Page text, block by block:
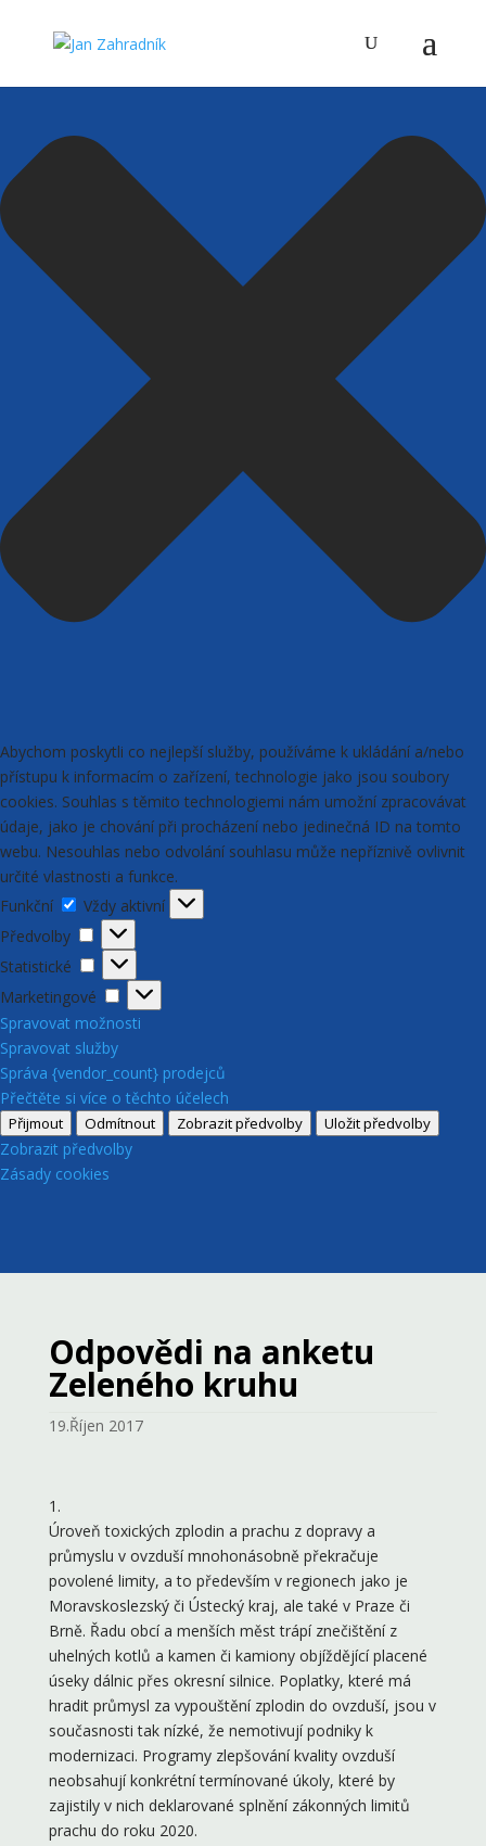
Abychom poskytli co nejlepší služby, používáme k ukládání a/nebo
přístupu k informacím o zařízení, technologie jako jsou soubory
cookies. Souhlas s těmito technologiemi nám umožní zpracovávat
údaje, jako je chování při procházení nebo jedinečná ID na tomto
webu. Nesouhlas nebo odvolání souhlasu může nepříznivě ovlivnit
určité vlastnosti a funkce.
Funkční
Funkční
Vždy aktivní
Předvolby
Předvolby
Statistické
Statistické
Marketingové
Marketingové
Spravovat možnosti
Spravovat služby
Správa {vendor_count} prodejců
Přečtěte si více o těchto účelech
Přijmout Odmítnout Zobrazit předvolby Uložit předvolby
Zobrazit předvolby
Zásady cookies
Odpovědi na anketu
Zeleného kruhu
19.Říjen 2017
1.
Úroveň toxických zplodin a prachu z dopravy a
průmyslu v ovzduší mnohonásobně překračuje
povolené limity, a to především v regionech jako je
Moravskoslezský či Ústecký kraj, ale také v Praze či
Brně. Řadu obcí a menších měst trápí znečištění z
uhelných kotlů a kamen či kamiony objíždějící placené
úseky dálnic přes okresní silnice. Poplatky, které má
hradit průmysl za vypouštění zplodin do ovzduší, jsou v
současnosti tak nízké, že nemotivují podniky k
modernizaci. Programy zlepšování kvality ovzduší
neobsahují konkrétní termínované úkoly, které by
zajistily v nich deklarované splnění zákonných limitů
prachu do roku 2020.